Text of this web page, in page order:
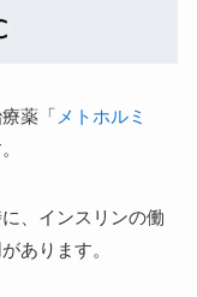
薬「 メトホルミ
、インスリンの働
あります。